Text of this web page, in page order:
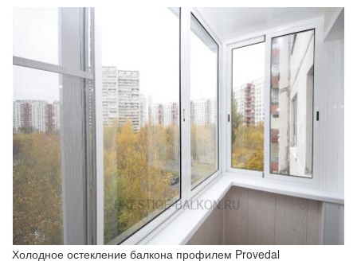
Холодное остекление балкона профилем Provedal